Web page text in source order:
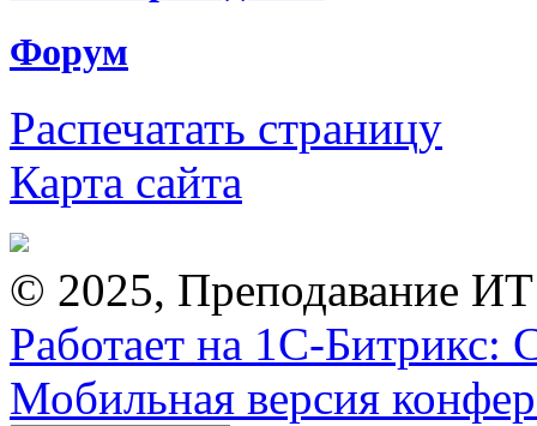
Форум
Распечатать страницу
Карта сайта
© 2025, Преподавание
Работает на 1С-Битрикс:
Мобильная версия